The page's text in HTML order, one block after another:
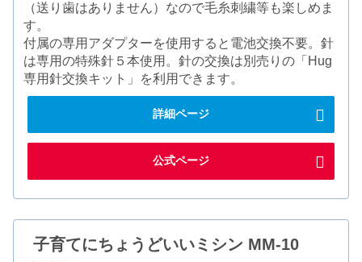
（送り歯はありません）なので毛糸刺繍等も楽しめま
す。
付属の専用アダプターを使用すると電池交換不要。針
は専用の特殊針５本使用。針の交換は別売りの「Hug
専用針交換キット」を利用できます。
詳細ページ
公式ページ
子育てにちょうどいいミシン MM-10